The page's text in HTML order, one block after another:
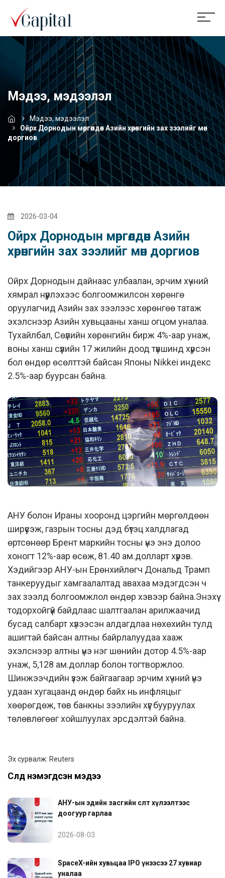
Мэдээ, мэдээлэл
Мэдээ, мэдээлэл
Ойрх Дорнодын мөргөлдөөн Азийн хөрөнгийн зах зээлийг мөн
доргиов
2026-03-04
Ойрх Дорнодын мөргөлдөөн Азийн
хөрөнгийн зах зээлийг мөн доргиов
Ойрх Дорнодын дайнаас улбаалан, эрчим хүчний
хямрал нүүрлэхээс болгоомжилсон хөрөнгө
оруулагчид Азийн зах зээлээс хөрөнгөө татаж
эхэлснээр Азийн хувьцааны ханш огцом уналаа.
Тухайлбал, Сөүлийн хөрөнгийн бирж 4%-аар унаж,
воны ханш сүүлийн 17 жилийн доод түвшинд хүрсэн
бол өндөр өсөлттэй байсан Японы Nikkei индекс
2.5%-аар буурсан байна.
АНУ болон Ираны хооронд цэргийн мөргөлдөөн
ширүүсэж, газрын тосны дэд бүтэц халдлагад
өртсөнөөр Брент маркийн тосны үнэ энэ долоо
хоногт 12%-аар өсөж, 81.40 ам.долларт хүрэв.
Хэдийгээр АНУ-ын Ерөнхийлөгч Дональд Трамп
танкеруудыг хамгаалалтад авахаа мэдэгдсэн ч
зах зээлд болгоомжлол өндөр хэвээр байна.Энэхүү
тодорхойгүй байдлаас шалтгаалан арилжаачид
бусад салбарт хүлээсэн алдагдлаа нөхөхийн тулд
ашигтай байсан алтны байрлалуудаа хааж
эхэлснээр алтны үнэ нэг шөнийн дотор 4.5%-аар
унаж, 5,128 ам.доллар болон тогтворжлоо.
Шинжээчдийн үзэж байгаагаар эрчим хүчний үнэ
удаан хугацаанд өндөр байх нь инфляцыг
хөөрөгдөж, төв банкны зээлийн хүүг бууруулах
төлөвлөгөөг хойшлуулах эрсдэлтэй байна.
Эх сурвалж: Reuters
Сүүлд нэмэгдсэн мэдээ
АНУ-ын эдийн засгийн өсөлт хүлээлтээс
доогуур гарлаа
2026-08-03
SpaceX-ийн хувьцаа IPO үнээсээ 27 хувиар
уналаа